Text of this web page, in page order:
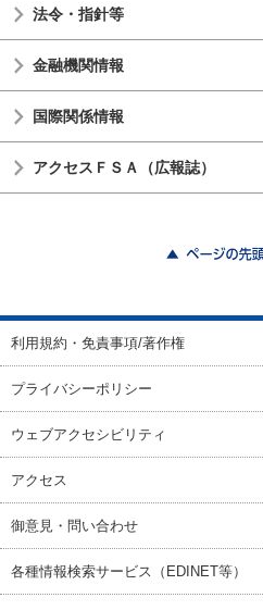
法令・指針等
金融機関情報
国際関係情報
アクセスＦＳＡ（広報誌）
利用規約・免責事項/著作権
プライバシーポリシー
ウェブアクセシビリティ
アクセス
御意見・問い合わせ
各種情報検索サービス（EDINET等）